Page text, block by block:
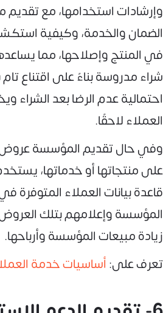
وإرشادات استخدامها، مع
الضمان والخدمة، وكيفية
في المنتج وإصلاحها، مما
شراء مدروسة بناءً على اقتناع
احتمالية عدم الرضا بعد الشراء
العملاء لاحقًا.
وفي حال تقديم المؤسسة
على منتجاتها أو خدماتها،
قاعدة بيانات العملاء المتوفرة
المؤسسة وإعلامهم بتلك
زيادة مبيعات المؤسسة وأرباحها.
تعرف على:أساسيات خدمة